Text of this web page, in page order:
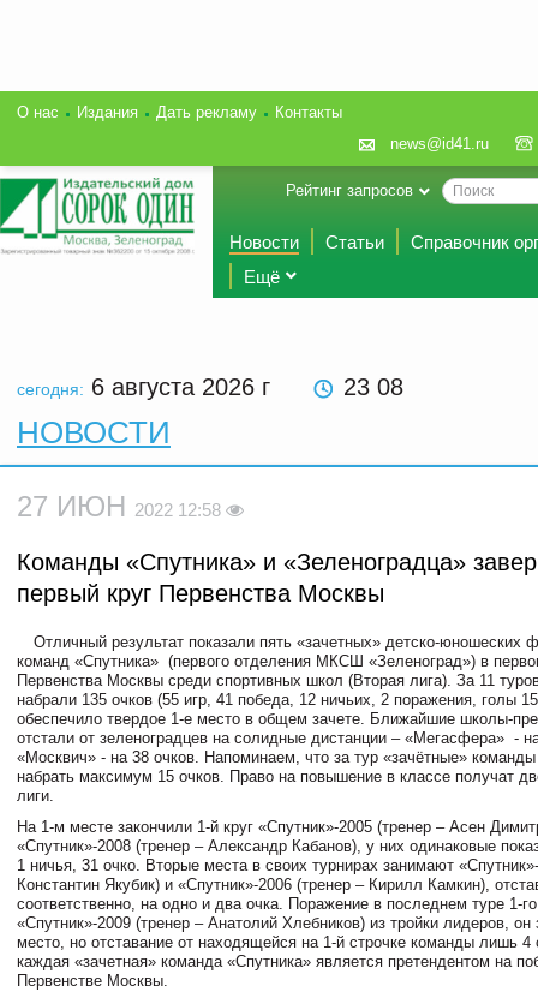
О нас Издания Дать рекламу
Контакты
news@id41.ru
Рейтинг запросов
Новости Статьи
Справочник
Ещё
сегодня: 6 августа 2026 г 23 08
НОВОСТИ
27 ИЮН 2022 12:58
Команды «Спутника» и «Зеленоградца»
первый круг Первенства Москвы
Отличный результат показали пять «зачетных» детско-юношеских
команд «Спутника» (первого отделения МКСШ «Зеленоград») в
Первенства Москвы среди спортивных школ (Вторая лига). За 11
набрали 135 очков (55 игр, 41 победа, 12 ничьих, 2 поражения, голы
обеспечило твердое 1-е место в общем зачете. Ближайшие школы-
отстали от зеленоградцев на солидные дистанции – «Мегасфера» -
«Москвич» - на 38 очков. Напоминаем, что за тур «зачётные»
набрать максимум 15 очков. Право на повышение в классе получат
лиги.
На 1-м месте закончили 1-й круг «Спутник»-2005 (тренер – Асен
«Спутник»-2008 (тренер – Александр Кабанов), у них одинаковые
1 ничья, 31 очко. Вторые места в своих турнирах занимают
Константин Якубик) и «Спутник»-2006 (тренер – Кирилл Камкин),
соответственно, на одно и два очка. Поражение в последнем туре 1-
«Спутник»-2009 (тренер – Анатолий Хлебников) из тройки лидеров, он
место, но отставание от находящейся на 1-й строчке команды лишь 4
каждая «зачетная» команда «Спутника» является претендентом на
Первенстве Москвы.